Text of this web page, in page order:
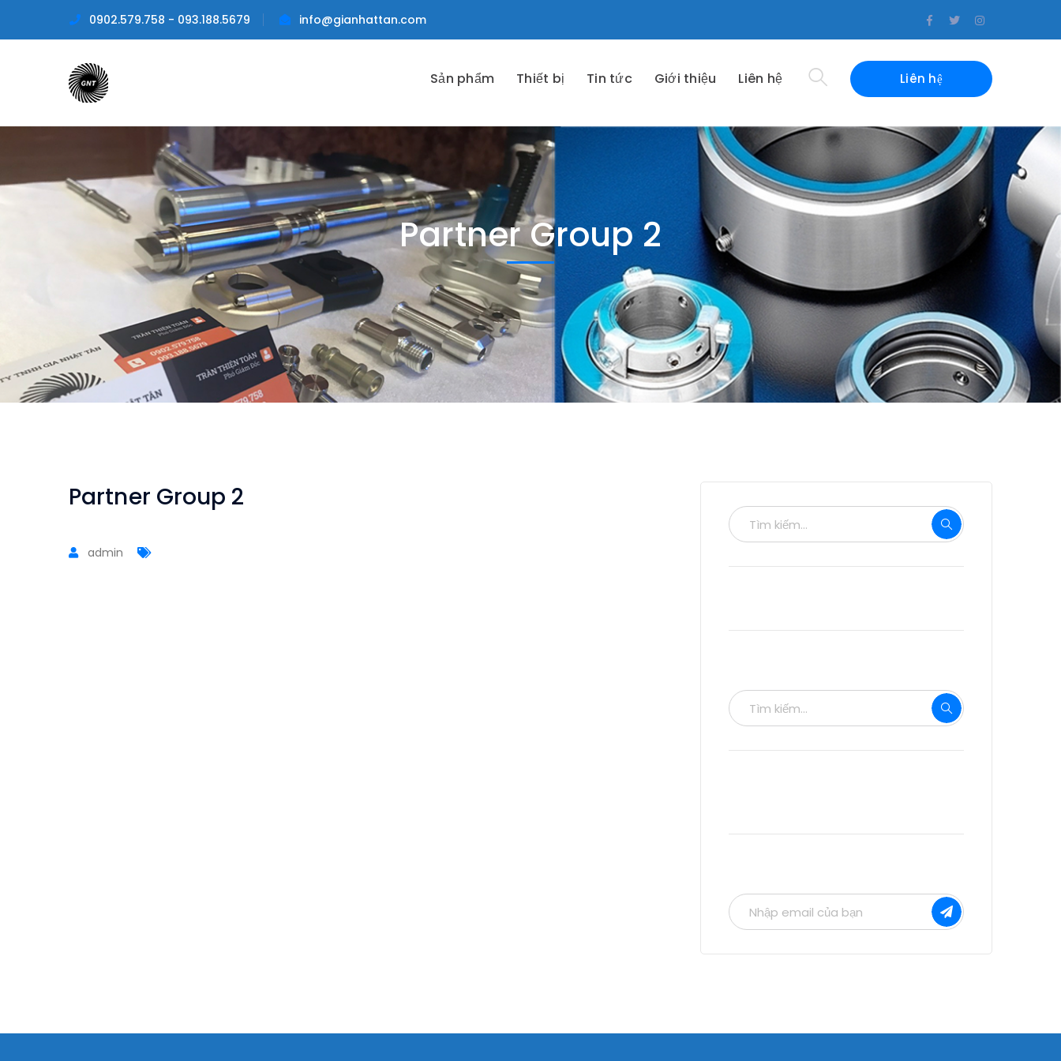
0902.579.758 - 093.188.5679 info@gianhattan.com
Facebook
Profile
Twitter
Profile
Instagram
Profile
Liên hệ
Sản phẩm Thiết bị Tin tức Giới thiệu Liên hệ
Partner Group 2
Partner Group 2
admin